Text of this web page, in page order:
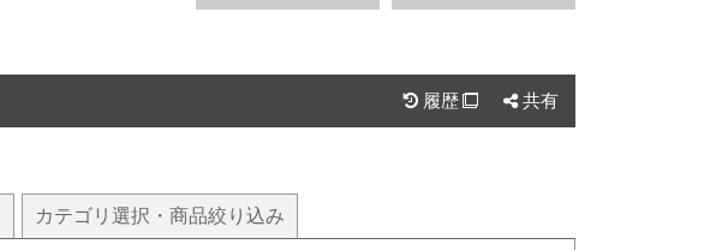
履歴  共有
カテゴリ選択・商品絞り込み